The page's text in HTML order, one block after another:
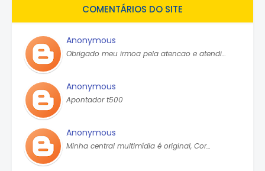
COMENTÁRIOS DO SITE
Anonymous
Obrigado meu irmoa pela atencao e atendi…
Anonymous
Apontador t500
Anonymous
Minha central multimídia é original, Cor…